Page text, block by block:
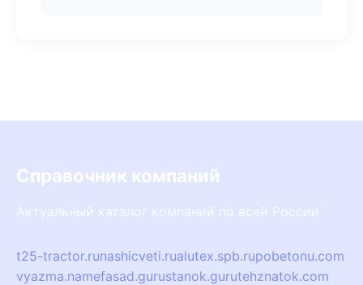
Справочник компаний
Актуальный каталог компаний по всей России
t25-tractor.runashicveti.rualutex.spb.rupobetonu.com
vyazma.namefasad.gurustanok.gurutehznatok.com